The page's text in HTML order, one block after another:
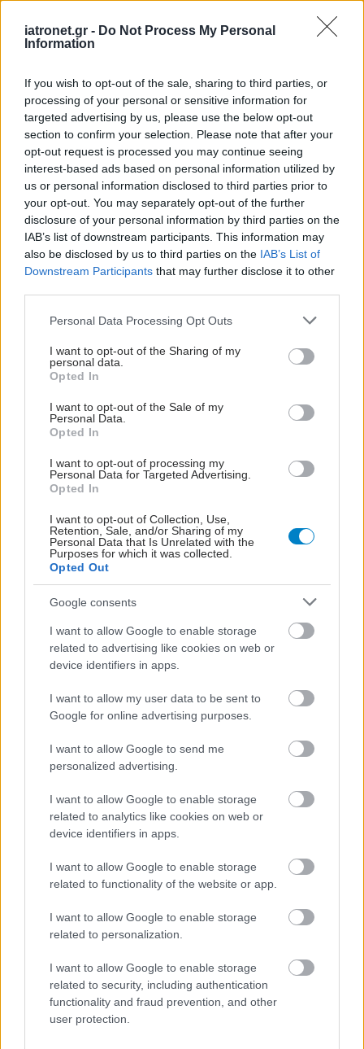
iatronet.gr - Do Not Process My Personal
Information
If you wish to opt-out of the sale, sharing to third parties, or
processing of your personal or sensitive information for
targeted advertising by us, please use the below opt-out
section to confirm your selection. Please note that after your
opt-out request is processed you may continue seeing
interest-based ads based on personal information utilized by
us or personal information disclosed to third parties prior to
your opt-out. You may separately opt-out of the further
disclosure of your personal information by third parties on the
IAB’s list of downstream participants. This information may
also be disclosed by us to third parties on the IAB’s List of
Downstream Participants that may further disclose it to other
Please note that this website/app uses one or more Google
not limited to your visit or usage behaviour. You may click to
grant or deny consent to Google and its third-party tags to
use your data for below specified purposes in below Google
consent section.
Personal Data Processing Opt Outs
I want to opt-out of the Sharing of my
personal data.
Opted In
I want to opt-out of the Sale of my
Personal Data.
Opted In
I want to opt-out of processing my
Personal Data for Targeted Advertising.
Opted In
I want to opt-out of Collection, Use,
Retention, Sale, and/or Sharing of my
Personal Data that Is Unrelated with the
Purposes for which it was collected.
Opted Out
Google consents
I want to allow Google to enable storage
related to advertising like cookies on web or
device identifiers in apps.
I want to allow my user data to be sent to
Google for online advertising purposes.
I want to allow Google to send me
personalized advertising.
I want to allow Google to enable storage
related to analytics like cookies on web or
device identifiers in apps.
I want to allow Google to enable storage
related to functionality of the website or app.
I want to allow Google to enable storage
related to personalization.
I want to allow Google to enable storage
related to security, including authentication
functionality and fraud prevention, and other
user protection.